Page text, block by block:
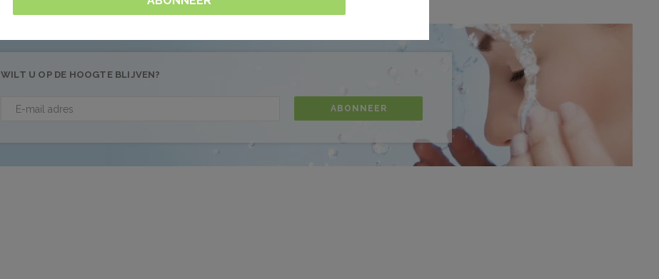
WILT U OP DE HOOGTE BLIJVEN?
ABONNEER